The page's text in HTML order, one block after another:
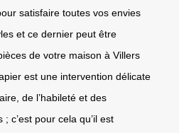
satisfaire toutes vos envies
et ce dernier peut être
de votre maison à Villers
est une intervention délicate
de l’habileté et des
c’est pour cela qu’il est